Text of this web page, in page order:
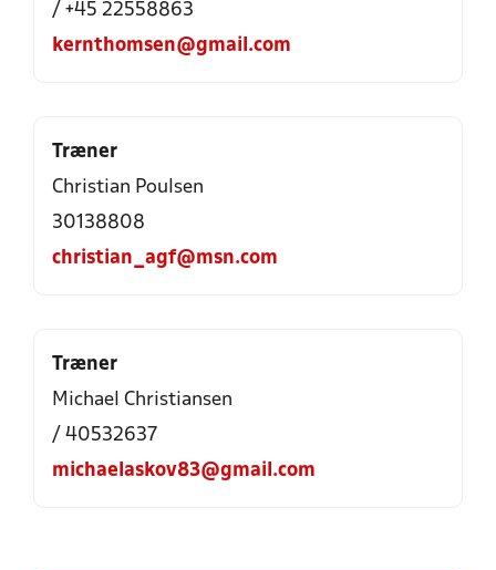
/ +45 22558863
kernthomsen@gmail.com
Træner
Christian Poulsen
30138808
christian_agf@msn.com
Træner
Michael Christiansen
/ 40532637
michaelaskov83@gmail.com